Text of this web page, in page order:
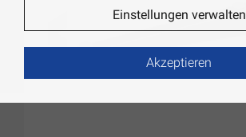
Einstellungen verwalten
Akzeptieren